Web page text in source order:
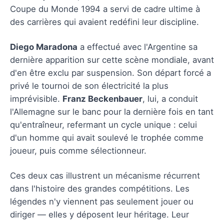
Coupe du Monde 1994 a servi de cadre ultime à
des carrières qui avaient redéfini leur discipline.
Diego Maradona a effectué avec l'Argentine sa
dernière apparition sur cette scène mondiale, avant
d'en être exclu par suspension. Son départ forcé a
privé le tournoi de son électricité la plus
imprévisible. Franz Beckenbauer, lui, a conduit
l'Allemagne sur le banc pour la dernière fois en tant
qu'entraîneur, refermant un cycle unique : celui
d'un homme qui avait soulevé le trophée comme
joueur, puis comme sélectionneur.
Ces deux cas illustrent un mécanisme récurrent
dans l'histoire des grandes compétitions. Les
légendes n'y viennent pas seulement jouer ou
diriger — elles y déposent leur héritage. Leur